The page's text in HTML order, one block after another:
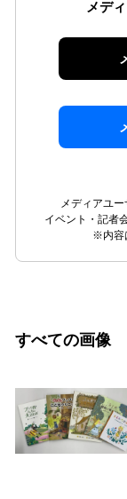
メデ
メディアユ
イベント・記者
※内容
すべての画像